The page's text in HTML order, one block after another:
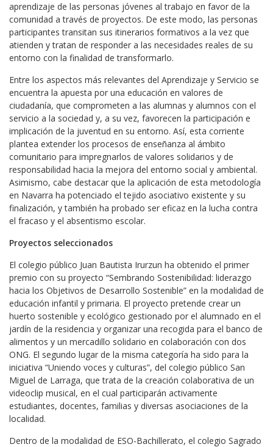
aprendizaje de las personas jóvenes al trabajo en favor de la
comunidad a través de proyectos. De este modo, las personas
participantes transitan sus itinerarios formativos a la vez que
atienden y tratan de responder a las necesidades reales de su
entorno con la finalidad de transformarlo.
Entre los aspectos más relevantes del Aprendizaje y Servicio se
encuentra la apuesta por una educación en valores de
ciudadanía, que comprometen a las alumnas y alumnos con el
servicio a la sociedad y, a su vez, favorecen la participación e
implicación de la juventud en su entorno. Así, esta corriente
plantea extender los procesos de enseñanza al ámbito
comunitario para impregnarlos de valores solidarios y de
responsabilidad hacia la mejora del entorno social y ambiental.
Asimismo, cabe destacar que la aplicación de esta metodología
en Navarra ha potenciado el tejido asociativo existente y su
finalización, y también ha probado ser eficaz en la lucha contra
el fracaso y el absentismo escolar.
Proyectos seleccionados
El colegio público Juan Bautista Irurzun ha obtenido el primer
premio con su proyecto “Sembrando Sostenibilidad: liderazgo
hacia los Objetivos de Desarrollo Sostenible” en la modalidad de
educación infantil y primaria. El proyecto pretende crear un
huerto sostenible y ecológico gestionado por el alumnado en el
jardín de la residencia y organizar una recogida para el banco de
alimentos y un mercadillo solidario en colaboración con dos
ONG. El segundo lugar de la misma categoría ha sido para la
iniciativa “Uniendo voces y culturas”, del colegio público San
Miguel de Larraga, que trata de la creación colaborativa de un
videoclip musical, en el cual participarán activamente
estudiantes, docentes, familias y diversas asociaciones de la
localidad.
Dentro de la modalidad de ESO-Bachillerato, el colegio Sagrado